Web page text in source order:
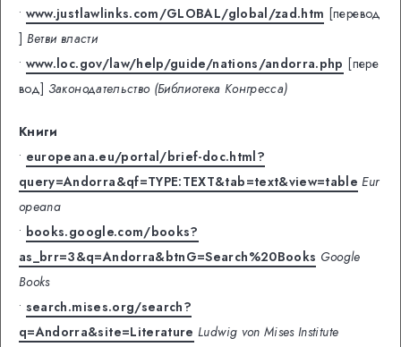
• www.justlawlinks.com/GLOBAL/global/zad.htm [перевод
] Ветви власти
• www.loc.gov/law/help/guide/nations/andorra.php [пере
вод] Законодательство (Библиотека Конгресса)
Книги
• europeana.eu/portal/brief-doc.html?
query=Andorra&qf=TYPE:TEXT&tab=text&view=table Eur
opeana
• books.google.com/books?
as_brr=3&q=Andorra&btnG=Search%20Books Google
Books
• search.mises.org/search?
q=Andorra&site=Literature Ludwig von Mises Institute